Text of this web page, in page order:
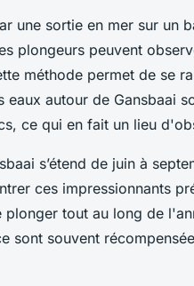
une sortie en mer sur un
plongeurs peuvent
méthode permet de se
autour de Gansbaai
ce qui en fait un lieu
s’étend de juin à
ces impressionnants
tout au long de
sont souvent